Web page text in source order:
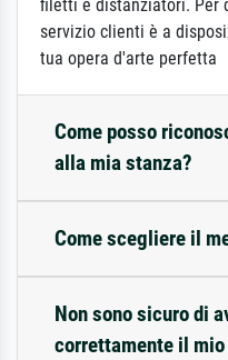
filetti e distanziatori. Per
servizio clienti è a
tua opera d'arte perfetta
Come posso
alla mia stanza?
Come scegliere il
Non sono sicuro di
correttamente il mio